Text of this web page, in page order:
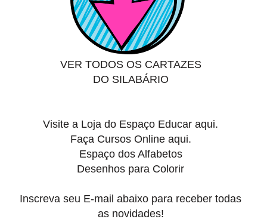
VER TODOS OS CARTAZES
DO SILABÁRIO
Visite a Loja do Espaço Educar aqui.
Faça Cursos Online aqui.
Espaço dos Alfabetos
Desenhos para Colorir
Inscreva seu E-mail abaixo para receber todas
as novidades!